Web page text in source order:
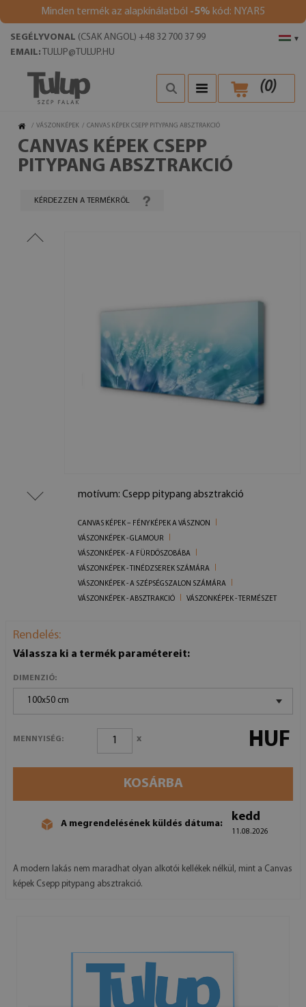
Minden termék az alapkínálatból -5% kód: NYAR5
▾
SEGÉLYVONAL (CSAK ANGOL) +48 32 700 37 99
EMAIL: TULUP@TULUP.HU
(0)
/ VÁSZONKÉPEK / CANVAS KÉPEK CSEPP PITYPANG ABSZTRAKCIÓ
CANVAS KÉPEK CSEPP
PITYPANG ABSZTRAKCIÓ
KÉRDEZZEN A TERMÉKRŐL
motívum: Csepp pitypang absztrakció
CANVAS KÉPEK – FÉNYKÉPEK A VÁSZNON
VÁSZONKÉPEK - GLAMOUR
VÁSZONKÉPEK - A FÜRDŐSZOBÁBA
VÁSZONKÉPEK - TINÉDZSEREK SZÁMÁRA
VÁSZONKÉPEK - A SZÉPSÉGSZALON SZÁMÁRA
VÁSZONKÉPEK - ABSZTRAKCIÓ
VÁSZONKÉPEK - TERMÉSZET
Rendelés:
Válassza ki a termék paramétereit:
DIMENZIÓ:
100x50 cm
MENNYISÉG: x HUF
KOSÁRBA
A megrendelésének küldés dátuma:
kedd
11.08.2026
A modern lakás nem maradhat olyan alkotói kellékek nélkül, mint a Canvas
képek Csepp pitypang absztrakció.